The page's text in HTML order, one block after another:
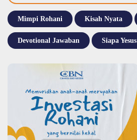
Mimpi Rohani Kisah Nyata
Devotional Jawaban Siapa Yesus